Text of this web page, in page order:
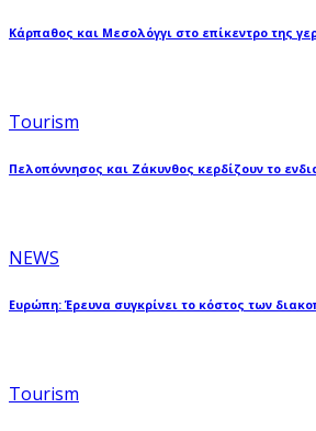
Κάρπαθος και Μεσολόγγι στο επίκεντρο της
Tourism
Πελοπόννησος και Ζάκυνθος κερδίζουν το
NEWS
Ευρώπη: Έρευνα συγκρίνει το κόστος των
Tourism